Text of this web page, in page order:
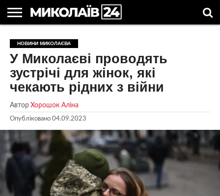
НОВИНИ
НОВИНИ
МИКОЛАЄВА
МИКОЛАЇВСЬКА
ОБЛАСТЬ
НОВИНИ
СПОРТУ
УКРАЇНА
ТА СВІТ
НОВИНИ
КОМПАНІЙ
АСТРОЛОГІЯ
СВЯТА
В
УКРАЇНІ
КОРИСНІ
СТАТТІ
НОВИНИ МИКОЛАЄВА
У Миколаєві проводять
зустрічі для жінок, які
чекають рідних з війни
Автор Хорошок Аліна
Опубліковано 04.09.2023